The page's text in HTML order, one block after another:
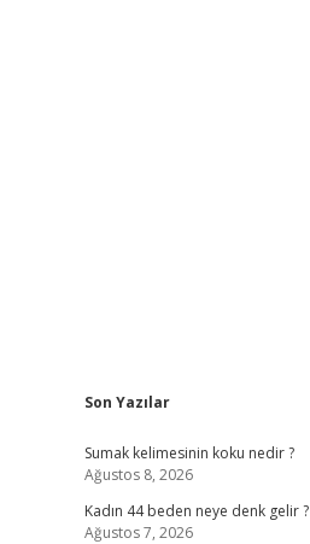
Sidebar
Son Yazılar
Sumak kelimesinin koku nedir ?
Ağustos 8, 2026
Kadın 44 beden neye denk gelir ?
Ağustos 7, 2026